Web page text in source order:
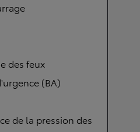
des feux
(BA)
de la pression des